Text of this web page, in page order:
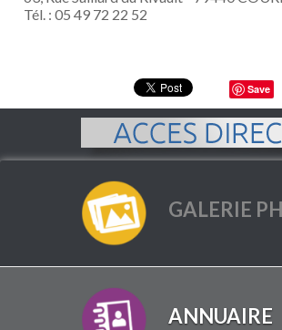
Tél. : 05 49 72 22 52
Save
GALERIE
ANNUAIRE